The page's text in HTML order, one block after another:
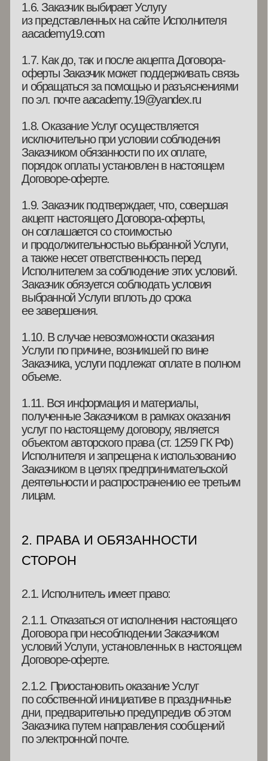
Исполнителя и запрещена к использованию
Заказчиком в целях предпринимательской
деятельности и распространению ее третьим
лицам.
2.1. Исполнитель имеет право:
2.1.1. Отказаться от исполнения настоящего
Договора при несоблюдении Заказчиком
условий Услуги, установленных в настоящем
Договоре-оферте.
2.1.2. Приостановить оказание Услуг
по собственной инициативе в праздничные
по электронной почте.
2.1.3. Не приступать к исполнению своих
обязанностей по настоящему Договору-
оферте, а также приостанавливать действия,
к которым он фактически приступил,
в случаях нарушения Заказчиком своих
обязательств по настоящему Договору,
а также наличия информации о Заказчике,
препятствующей исполнению поручения
в установленных объемах и сроках.
2.2.1. Оказывать Услуги в полном объеме
в соответствии с условиями настоящего
Договора.
2.2.2. Информировать Заказчика о ходе
2.2.3. Информировать Заказчика
о предполагаемых изменениях путем
размещения информации
на сайте aacademy19.comи/или путем
направления электронного письма на адрес
Заказчика, указанный им при приобретении
Услуг.
2.3. Заказчик имеет право:
2.3.1. Отказаться от исполнения настоящего
стороны понимают, включая,
но не ограничиваясь — доступ к контенту,
доступ к электронным учебно-методическим
материалам.
приобретенную Услугу при условии, что
требование будет осуществлено до начала
Услуги.
2.4. Заказчик обязуется:
2.4.1. Предоставить Исполнителю всю
необходимую для оказания услуг
2.4.2. Обеспечить для себя необходимые
условия для эффективной работы
с Исполнителем (время, место, нужное
оборудование).
2.4.3. Оплатить оказанные услуги
2. ПРАВА И ОБЯЗАННОСТИ
СТОРОН